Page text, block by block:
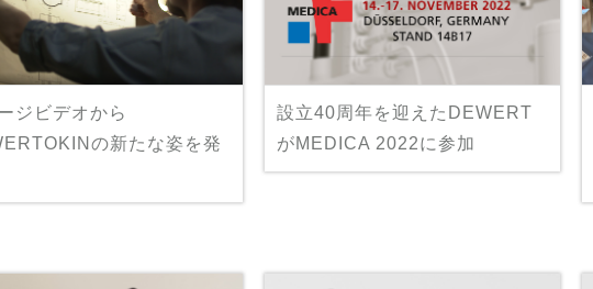
ジビデオから
の新たな姿を発
設立40周年を迎えたDEWERT
がMEDICA 2022に参加